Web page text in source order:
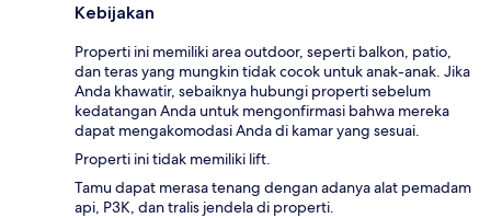
Kebijakan
Properti ini memiliki area outdoor, seperti balkon, patio,
dan teras yang mungkin tidak cocok untuk anak-anak. Jika
Anda khawatir, sebaiknya hubungi properti sebelum
kedatangan Anda untuk mengonfirmasi bahwa mereka
dapat mengakomodasi Anda di kamar yang sesuai.
Properti ini tidak memiliki lift.
Tamu dapat merasa tenang dengan adanya alat pemadam
api, P3K, dan tralis jendela di properti.